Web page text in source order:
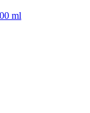
ml